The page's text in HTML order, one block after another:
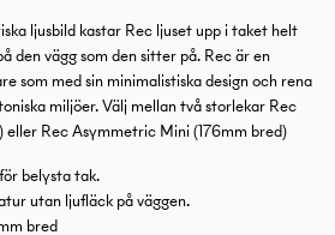
ljusbild kastar Rec ljuset upp i taket helt
den vägg som den sitter på. Rec är en
som med sin minimalistiska design och rena
miljöer. Välj mellan två storlekar Rec
Rec Asymmetric Mini (176mm bred)
belysta tak.
utan ljufläck på väggen.
bred